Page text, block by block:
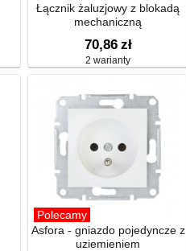
Łącznik żaluzjowy z blokadą
mechaniczną
70,86 zł
2 warianty
Polecamy
Asfora - gniazdo pojedyncze z
uziemieniem